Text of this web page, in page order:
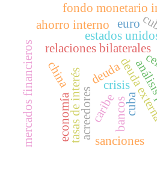
deuda
acreedores bancos
relaciones bilaterales
crisis
tasas de interés
mercados financieros
estados
sanciones
euro
deuda
fondo monetario
economía caribe
china
cuba
ahorro interno